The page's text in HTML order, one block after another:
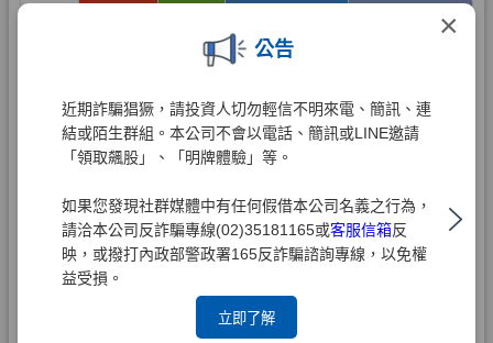
×
公告
近期詐騙猖獗，請投資人切勿輕信不明來電、簡訊、連
結或陌生群組。本公司不會以電話、簡訊或LINE邀請
「領取飆股」、「明牌體驗」等。
如果您發現社群媒體中有任何假借本公司名義之行為，
請洽本公司反詐騙專線(02)35181165或客服信箱反
映，或撥打內政部警政署165反詐騙諮詢專線，以免權
益受損。
立即了解